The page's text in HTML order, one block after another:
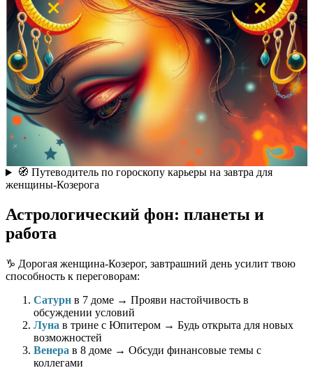
🧭 Путеводитель по гороскопу карьеры на завтра для
женщины-Козерога
Астрологический фон: планеты и
работа
♑️ Дорогая женщина-Козерог, завтрашний день усилит твою
способность к переговорам:
Сатурн в 7 доме → Прояви настойчивость в
обсуждении условий
Луна в трине с Юпитером → Будь открыта для новых
возможностей
Венера в 8 доме → Обсуди финансовые темы с
коллегами